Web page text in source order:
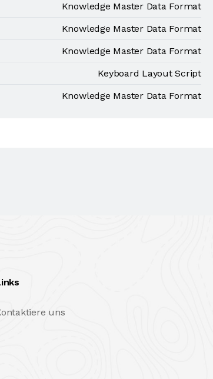
Knowledge Master Data Format
Knowledge Master Data Format
Knowledge Master Data Format
Keyboard Layout Script
Knowledge Master Data Format
uns